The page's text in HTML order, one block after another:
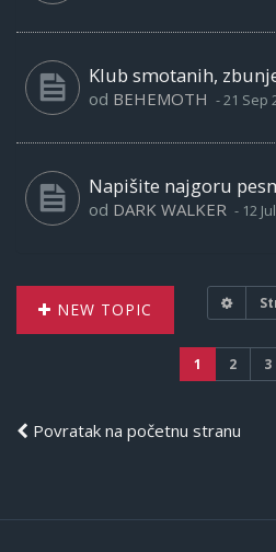
Klub smotanih,
od BEHEMOTH -21 Sep
Napišite najgoru
od DARK WALKER - 12
NEW TOPIC
1 2 3
Povratak na početnu stranu